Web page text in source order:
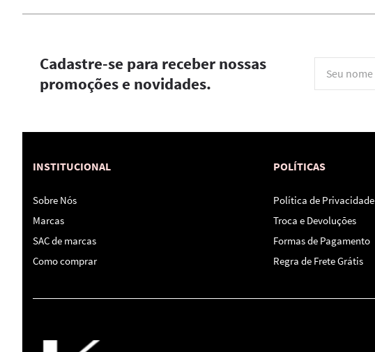
Cadastre-se para receber nossas
promoções e novidades.
INSTITUCIONAL
Sobre Nós
Marcas
SAC de marcas
Como comprar
POLÍTICAS
Política de Privacidade
Troca e Devoluções
Formas de Pagamento
Regra de Frete Grátis